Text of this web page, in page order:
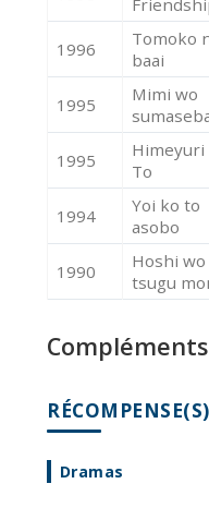
1996
Tomoko
baai
1995
Mimi wo
1995
Himeyuri
To
1994
Yoi ko to
asobo
1990
Hoshi wo
tsugu
Compléments
RÉCOMPENSE(S)
Dramas